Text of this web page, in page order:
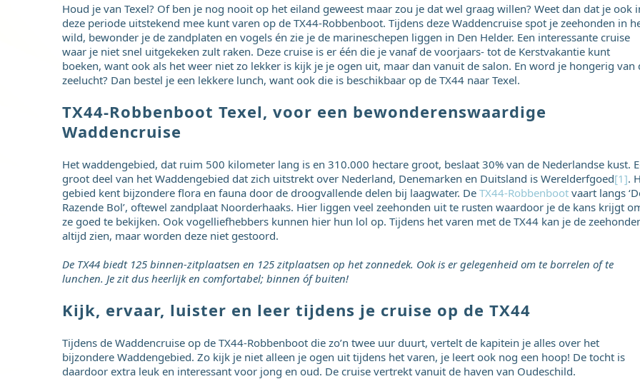
Houd je van Texel? Of ben je nog nooit op het eiland geweest maar zou je dat wel graag willen? Weet dan dat je ook
deze periode uitstekend mee kunt varen op de TX44-Robbenboot. Tijdens deze Waddencruise spot je zeehonden in
wild, bewonder je de zandplaten en vogels én zie je de marineschepen liggen in Den Helder. Een interessante cruise
waar je niet snel uitgekeken zult raken. Deze cruise is er één die je vanaf de voorjaars- tot de Kerstvakantie kunt
boeken, want ook als het weer niet zo lekker is kijk je je ogen uit, maar dan vanuit de salon. En word je hongerig van
zeelucht? Dan bestel je een lekkere lunch, want ook die is beschikbaar op de TX44 naar Texel.
TX44-Robbenboot Texel, voor een bewonderenswaardige
Waddencruise
Het waddengebied, dat ruim 500 kilometer lang is en 310.000 hectare groot, beslaat 30% van de Nederlandse kust.
groot deel van het Waddengebied dat zich uitstrekt over Nederland, Denemarken en Duitsland is Werelderfgoed[1].
gebied kent bijzondere flora en fauna door de droogvallende delen bij laagwater. De TX44-Robbenboot vaart langs
Razende Bol’, oftewel zandplaat Noorderhaaks. Hier liggen veel zeehonden uit te rusten waardoor je de kans krijgt
ze goed te bekijken. Ook vogelliefhebbers kunnen hier hun lol op. Tijdens het varen met de TX44 kan je de
altijd zien, maar worden deze niet gestoord.
De TX44 biedt 125 binnen-zitplaatsen en 125 zitplaatsen op het zonnedek. Ook is er gelegenheid om te borrelen of te
lunchen. Je zit dus heerlijk en comfortabel; binnen óf buiten!
Kijk, ervaar, luister en leer tijdens je cruise op de TX44
Tijdens de Waddencruise op de TX44-Robbenboot die zo’n twee uur duurt, vertelt de kapitein je alles over het
bijzondere Waddengebied. Zo kijk je niet alleen je ogen uit tijdens het varen, je leert ook nog een hoop! De tocht is
daardoor extra leuk en interessant voor jong en oud. De cruise vertrekt vanuit de haven van Oudeschild.